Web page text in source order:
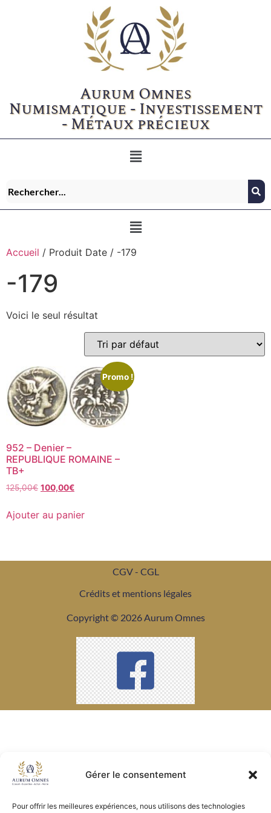
Gérer le consentement
Pour offrir les meilleures expériences, nous utilisons des technologies
Aurum Omnes
Numismatique - Investissement
- Métaux précieux
Accueil / Produit Date / -179
-179
Voici le seul résultat
Promo !
952 – Denier –
REPUBLIQUE ROMAINE –
TB+
125,00€ 100,00€
Ajouter au panier
CGV - CGL
Crédits et mentions légales
Copyright © 2026 Aurum Omnes